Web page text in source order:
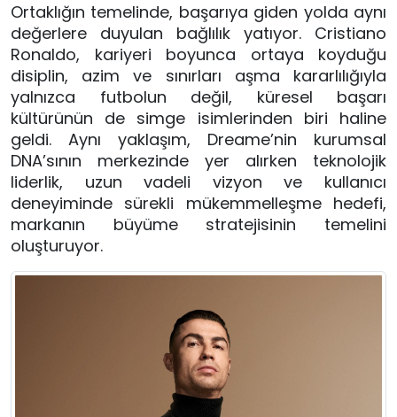
Ortaklığın temelinde, başarıya giden yolda aynı
değerlere duyulan bağlılık yatıyor. Cristiano
Ronaldo, kariyeri boyunca ortaya koyduğu
disiplin, azim ve sınırları aşma kararlılığıyla
yalnızca futbolun değil, küresel başarı
kültürünün de simge isimlerinden biri haline
geldi. Aynı yaklaşım, Dreame’nin kurumsal
DNA’sının merkezinde yer alırken teknolojik
liderlik, uzun vadeli vizyon ve kullanıcı
deneyiminde sürekli mükemmelleşme hedefi,
markanın büyüme stratejisinin temelini
oluşturuyor.